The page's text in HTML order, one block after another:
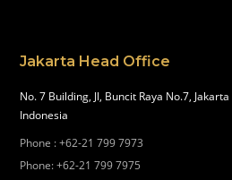
Jakarta Head Office
No. 7 Building, Jl, Buncit Raya No.7,
Indonesia
Phone :+62-21 799 7973
Phone:+62-21 799 7975